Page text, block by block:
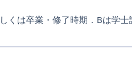
くは卒業・修了時期．Bは学